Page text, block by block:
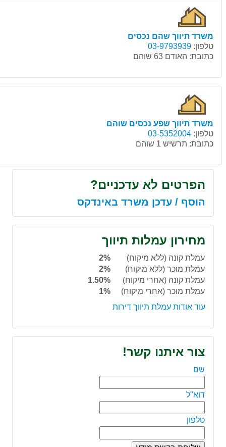
משרד תיווך שהם נכסים
טלפון:03-9793939
כתובת:האודם 63 שוהם
משרד תיווך שפע נכסים שוהם
טלפון:03-5352004
כתובת:תרשיש 1 שוהם
הפרטים לא עדכניים?
הוסף / עדכן משרד באינדקס
מחירון עמלות תיווך
עמלת קונה (ללא מיקוח)
2%
עמלת מוכר (ללא מיקוח)
2%
עמלת קונה (אחרי מיקוח)
1.50%
עמלת מוכר (אחרי מיקוח)
1%
עוד אודות עמלת תיווך דירות
צור איתנו קשר!
שם
דוא"ל
טלפון